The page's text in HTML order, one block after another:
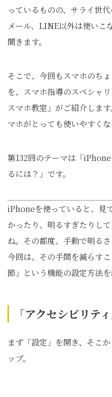
っているものの、サライ世
メール、LINE以外は使いこ
聞きます。
そこで、今回もスマホのち
を、スマホ指導のスペシャ
スマホ教室」がご紹介しま
マホがとっても使いやすくな
第132回のテーマは「
るには？」です。
iPhoneを使っていると、見
かったり、明るすぎたりし
ね。その都度、手動で明る
今回は、その手間を減らす
節」という機能の設定方法を
「アクセシビリテ
まず「設定」を開き、そこ
ップ。